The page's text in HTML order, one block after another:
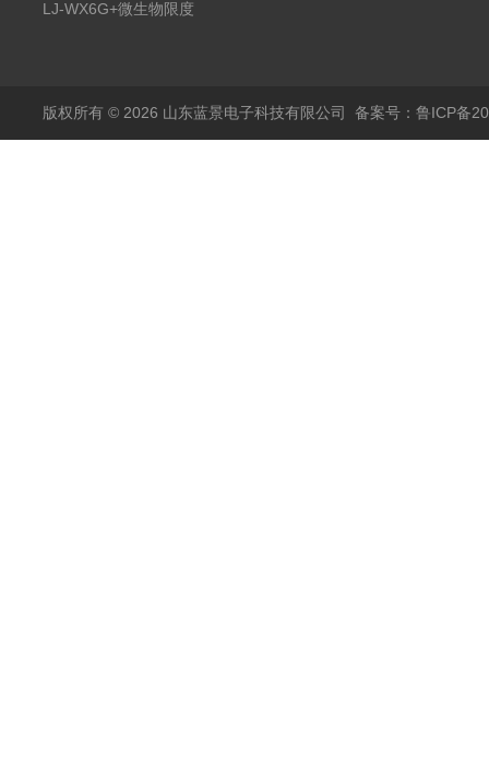
滤器
LJ-WX6G+微生物限度
版权所有 © 2026 山东蓝景电子科技有限公司 备案号：鲁ICP备